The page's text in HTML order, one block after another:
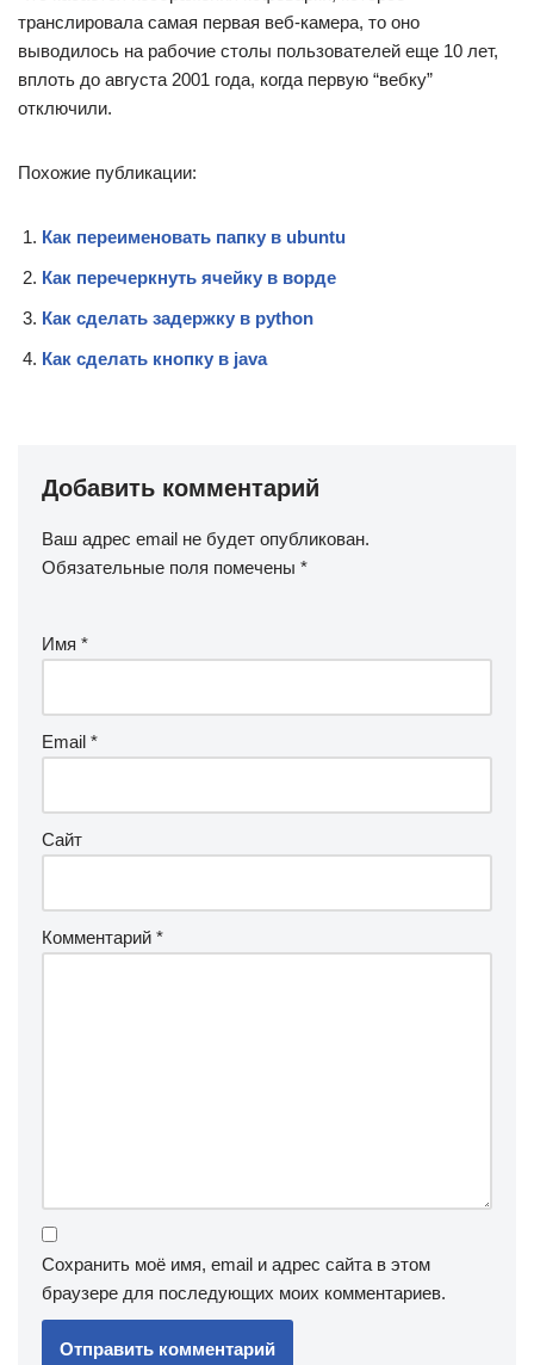
транслировала самая первая веб-камера, то оно
выводилось на рабочие столы пользователей еще 10 лет,
вплоть до августа 2001 года, когда первую “вебку”
отключили.
Похожие публикации:
Как переименовать папку в ubuntu
Как перечеркнуть ячейку в ворде
Как сделать задержку в python
Как сделать кнопку в java
Добавить комментарий
Ваш адрес email не будет опубликован.
Обязательные поля помечены *
Имя *
Email *
Сайт
Комментарий *
Сохранить моё имя, email и адрес сайта в этом
браузере для последующих моих комментариев.